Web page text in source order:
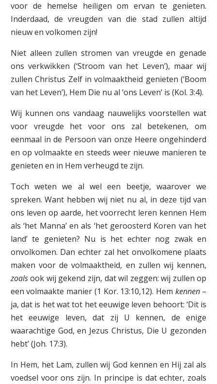
voor de hemelse heiligen om ervan te genieten.
Inderdaad, de vreugden van die stad zullen altijd
nieuw en volkomen zijn!
Niet alleen zullen stromen van vreugde en genade
ons verkwikken (‘Stroom van het Leven’), maar wij
zullen Christus Zelf in volmaaktheid genieten (‘Boom
van het Leven’), Hem Die nu al ‘ons Leven’ is (Kol. 3:4).
Wij kunnen ons vandaag nauwelijks voorstellen wat
voor vreugde het voor ons zal betekenen, om
eenmaal in de Persoon van onze Heere ongehinderd
en op volmaakte en steeds weer nieuwe manieren te
genieten en in Hem verheugd te zijn.
Toch weten we al wel een beetje, waarover we
spreken. Want hebben wij niet nu al, in deze tijd van
ons leven op aarde, het voorrecht leren kennen Hem
als ‘het Manna’ en als ‘het geroosterd Koren van het
land’ te genieten? Nu is het echter nog zwak en
onvolkomen. Dan echter zal het onvolkomene plaats
maken voor de volmaaktheid, en zullen wij kennen,
zoalsook wij gekend zijn, dat wil zeggen: wij zullen op
een volmaakte manier (1 Kor. 13:10,12). Hem kennen–
ja, dat is het wat tot het eeuwige leven behoort: ‘Dit is
het eeuwige leven, dat zij U kennen, de enige
waarachtige God, en Jezus Christus, Die U gezonden
hebt’ (Joh. 17:3).
In Hem, het Lam, zullen wij God kennen en Hij zal als
voedsel voor ons zijn. In principe is dat echter, zoals